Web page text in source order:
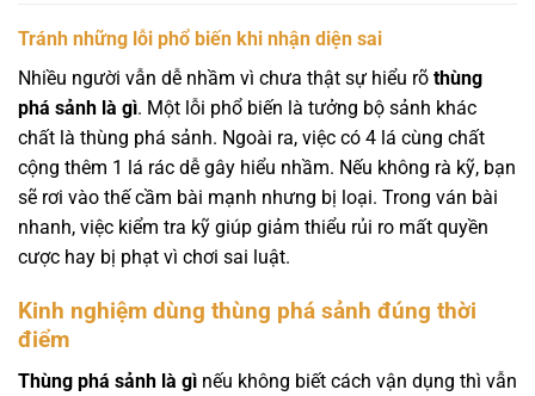
Tránh những lỗi phổ biến khi nhận diện sai
Nhiều người vẫn dễ nhầm vì chưa thật sự hiểu rõ thùng
phá sảnh là gì. Một lỗi phổ biến là tưởng bộ sảnh khác
chất là thùng phá sảnh. Ngoài ra, việc có 4 lá cùng chất
cộng thêm 1 lá rác dễ gây hiểu nhầm. Nếu không rà kỹ, bạn
sẽ rơi vào thế cầm bài mạnh nhưng bị loại. Trong ván bài
nhanh, việc kiểm tra kỹ giúp giảm thiểu rủi ro mất quyền
cược hay bị phạt vì chơi sai luật.
Kinh nghiệm dùng thùng phá sảnh đúng thời
điểm
Thùng phá sảnh là gì nếu không biết cách vận dụng thì vẫn